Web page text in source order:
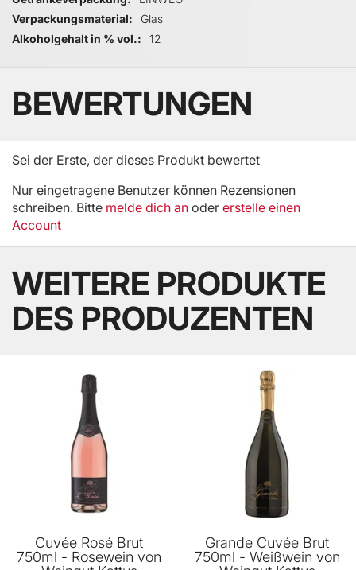
Verpackungsmaterial
Glas
Alkoholgehalt in % vol.
12
BEWERTUNGEN
Sei der Erste, der dieses Produkt bewertet
Nur eingetragene Benutzer können Rezensionen
schreiben. Bitte melde dich an oder erstelle einen
Account
WEITERE PRODUKTE
DES PRODUZENTEN
Cuvée Rosé Brut
750ml - Rosewein von
Grande Cuvée Brut
750ml - Weißwein von